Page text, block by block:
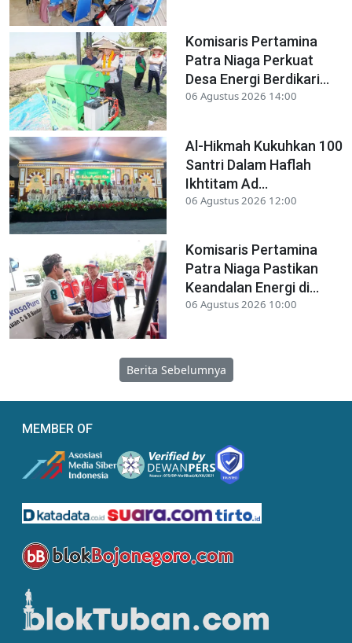
Komisaris Pertamina
Patra Niaga Perkuat
Desa Energi Berdikari...
06 Agustus 2026 14:00
Al-Hikmah Kukuhkan 100
Santri Dalam Haflah
Ikhtitam Ad...
06 Agustus 2026 12:00
Komisaris Pertamina
Patra Niaga Pastikan
Keandalan Energi di...
06 Agustus 2026 10:00
Berita Sebelumnya
MEMBER OF